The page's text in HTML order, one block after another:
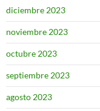
diciembre 2023
noviembre 2023
octubre 2023
septiembre 2023
agosto 2023